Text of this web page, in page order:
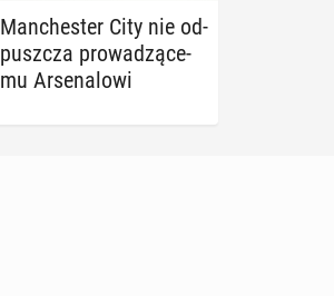
Man­che­ster City nie od­
pusz­cza pro­wa­dzą­ce­
mu Ar­se­na­lo­wi